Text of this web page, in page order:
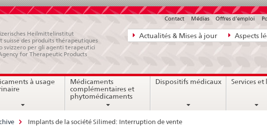
Navigation
directe:
bases
juridiques,
contact
Actualités & Mises à jour Aspects
Contact Médias Offres d'emploi
Heilmittelinstitut
suisse des produits thérapeutiques
svizzero per gli agenti terapeutici
for Therapeutic Products
à usage
Médicaments
complémentaires et
phytomédicaments
Dispositifs médicaux Services et
Implants de la société Silimed: Interruption de vente